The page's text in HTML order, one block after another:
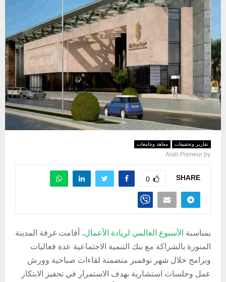
تقارير وتحقيقات معاهد وجامعات
by
Arab Preneur
SHARE
0
بمناسبة الأسبوع العالمي لريادة الأعمال، أقامت غرفة المدينة
المنورة بالشراكة مع بنك التنمية الاجتماعية عدة فعاليات
وبرامج خلال شهر نوفمبر متضمنة لقاءات صباحية وورش
عمل وجلسات استشارية بهدف الاستمرار في تحفيز الابتكار